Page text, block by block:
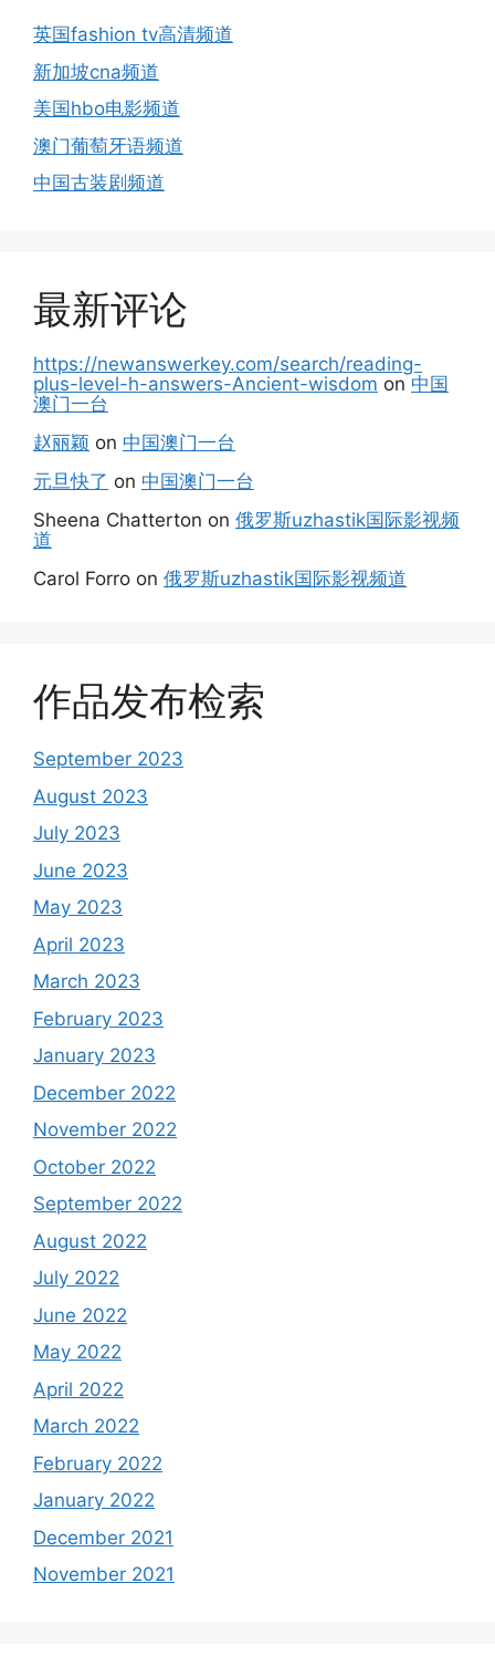
英国fashion tv高清频道
新加坡cna频道
美国hbo电影频道
澳门葡萄牙语频道
中国古装剧频道
最新评论
https://newanswerkey.com/search/reading-
plus-level-h-answers-Ancient-wisdom on 中国
澳门一台
赵丽颖 on 中国澳门一台
元旦快了 on 中国澳门一台
Sheena Chatterton on 俄罗斯uzhastik国际影视频
道
Carol Forro on 俄罗斯uzhastik国际影视频道
作品发布检索
September 2023
August 2023
July 2023
June 2023
May 2023
April 2023
March 2023
February 2023
January 2023
December 2022
November 2022
October 2022
September 2022
August 2022
July 2022
June 2022
May 2022
April 2022
March 2022
February 2022
January 2022
December 2021
November 2021